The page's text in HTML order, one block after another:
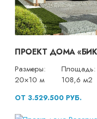
ПРОЕКТ ДОМА
Размеры:
20×10 м
Площадь:
108,6 м2
ОТ 3.529.500 РУБ.